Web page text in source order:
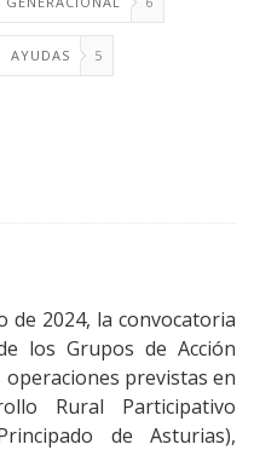
AYUDAS 5
2024, la convocatoria
los Grupos de Acción
previstas en
Rural Participativo
de Asturias),